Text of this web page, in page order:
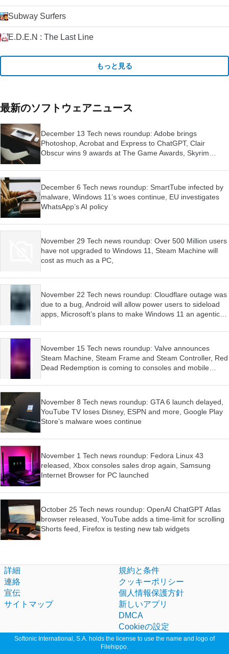
Subway Surfers
E.D.E.N : The Last Line
もっと見る
最新のソフトウェアニュース
December 13 Tech news roundup: Adobe brings
Photoshop, Acrobat and Express to ChatGPT, Clair
Obscur wins 9 awards at The Game Awards, Skyrim
December 6 Tech news roundup: SmartTube infected by
malware, Windows 11’s woes continue, EU investigates
WhatsApp’s AI policy
November 29 Tech news roundup: Over 500 Million users
have not upgraded to Windows 11, Steam Machine will
cost as much as a PC,
November 22 Tech news roundup: Cloudflare outage was
due to a bug, Android will allow power users to sideload
apps, Microsoft’s plans to make Windows 11 an agentic
November 15 Tech news roundup: Valve announces
Steam Machine, Steam Frame and Steam Controller, Red
Dead Redemption is coming to consoles and mobile
November 8 Tech news roundup: GTA 6 launch delayed,
YouTube TV loses Disney, ESPN and more, Google Play
Store’s malware woes continue
November 1 Tech news roundup: Fedora Linux 43
released, Xbox consoles sales drop again, Samsung
Internet Browser for PC launched
October 25 Tech news roundup: OpenAI ChatGPT Atlas
browser released, YouTube adds a time-limit for scrolling
Shorts feed, Firefox is testing new tab widgets
詳細
連絡
宣伝
サイトマップ
規約と条件
クッキーポリシー
個人情報保護方針
新しいアプリ
DMCA
Cookieの設定
Softonic International, S.A. holds the license to use the name and logo of
Filehippo.